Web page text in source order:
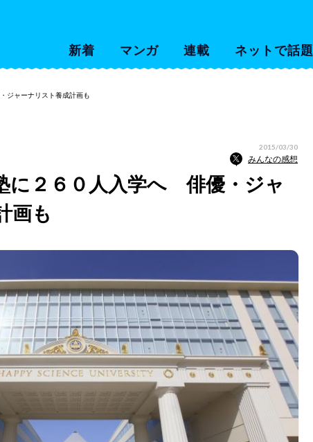
新着 マンガ 連載 ネットで話題
ジャーナリスト養成計画も
2015/03/30
みんなの感想
に２６０人入学へ 俳優・ジャ
画も